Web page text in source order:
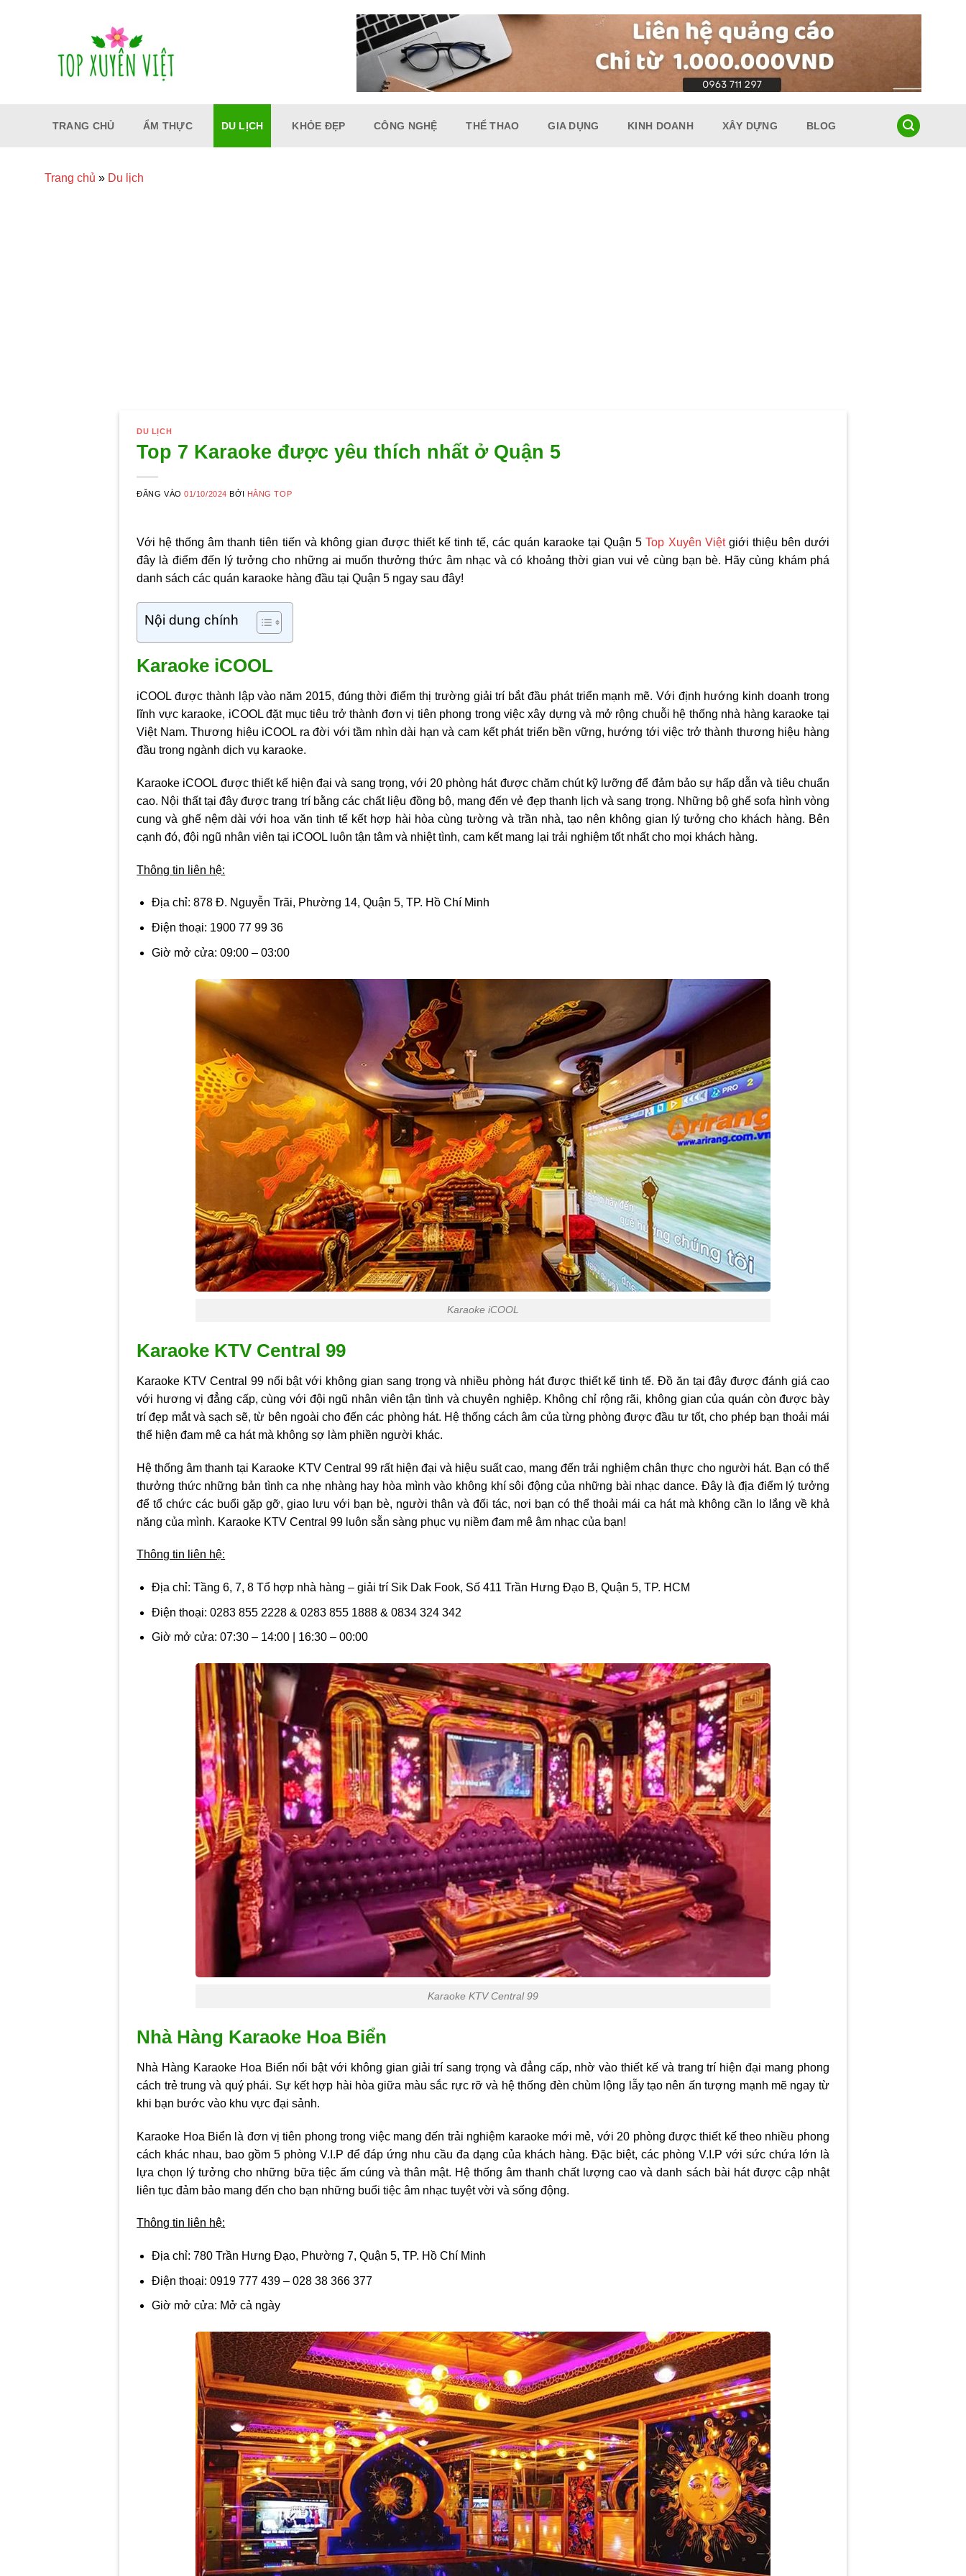
TRANG CHỦ ẨM THỰC DU LỊCH KHỎE ĐẸP CÔNG NGHỆ THỂ THAO GIA DỤNG KINH DOANH XÂY DỰNG BLOG
Trang chủ » Du lịch
DU LỊCH
Top 7 Karaoke được yêu thích nhất ở Quận 5
ĐĂNG VÀO01/10/2024 BỞI HẰNG TOP
Với hệ thống âm thanh tiên tiến và không gian được thiết kế tinh tế, các quán karaoke tại Quận 5Top Xuyên Việtgiới thiệu bên dưới
đây là điểm đến lý tưởng cho những ai muốn thưởng thức âm nhạc và có khoảng thời gian vui vẻ cùng bạn bè. Hãy cùng khám phá
danh sách các quán karaoke hàng đầu tại Quận 5 ngay sau đây!
Nội dung chính
Karaoke iCOOL
iCOOL được thành lập vào năm 2015, đúng thời điểm thị trường giải trí bắt đầu phát triển mạnh mẽ. Với định hướng kinh doanh trong
lĩnh vực karaoke, iCOOL đặt mục tiêu trở thành đơn vị tiên phong trong việc xây dựng và mở rộng chuỗi hệ thống nhà hàng karaoke tại
Việt Nam. Thương hiệu iCOOL ra đời với tầm nhìn dài hạn và cam kết phát triển bền vững, hướng tới việc trở thành thương hiệu hàng
đầu trong ngành dịch vụ karaoke.
Karaoke iCOOL được thiết kế hiện đại và sang trọng, với 20 phòng hát được chăm chút kỹ lưỡng để đảm bảo sự hấp dẫn và tiêu chuẩn
cao. Nội thất tại đây được trang trí bằng các chất liệu đồng bộ, mang đến vẻ đẹp thanh lịch và sang trọng. Những bộ ghế sofa hình vòng
cung và ghế nệm dài với hoa văn tinh tế kết hợp hài hòa cùng tường và trần nhà, tạo nên không gian lý tưởng cho khách hàng. Bên
cạnh đó, đội ngũ nhân viên tại iCOOL luôn tận tâm và nhiệt tình, cam kết mang lại trải nghiệm tốt nhất cho mọi khách hàng.
Thông tin liên hệ:
Địa chỉ: 878 Đ. Nguyễn Trãi, Phường 14, Quận 5, TP. Hồ Chí Minh
Điện thoại: 1900 77 99 36
Giờ mở cửa: 09:00 – 03:00
Karaoke iCOOL
Karaoke KTV Central 99
Karaoke KTV Central 99 nổi bật với không gian sang trọng và nhiều phòng hát được thiết kế tinh tế. Đồ ăn tại đây được đánh giá cao
với hương vị đẳng cấp, cùng với đội ngũ nhân viên tận tình và chuyên nghiệp. Không chỉ rộng rãi, không gian của quán còn được bày
trí đẹp mắt và sạch sẽ, từ bên ngoài cho đến các phòng hát. Hệ thống cách âm của từng phòng được đầu tư tốt, cho phép bạn thoải mái
thể hiện đam mê ca hát mà không sợ làm phiền người khác.
Hệ thống âm thanh tại Karaoke KTV Central 99 rất hiện đại và hiệu suất cao, mang đến trải nghiệm chân thực cho người hát. Bạn có thể
thưởng thức những bản tình ca nhẹ nhàng hay hòa mình vào không khí sôi động của những bài nhạc dance. Đây là địa điểm lý tưởng
để tổ chức các buổi gặp gỡ, giao lưu với bạn bè, người thân và đối tác, nơi bạn có thể thoải mái ca hát mà không cần lo lắng về khả
năng của mình. Karaoke KTV Central 99 luôn sẵn sàng phục vụ niềm đam mê âm nhạc của bạn!
Thông tin liên hệ:
Địa chỉ: Tầng 6, 7, 8 Tổ hợp nhà hàng – giải trí Sik Dak Fook, Số 411 Trần Hưng Đạo B, Quận 5, TP. HCM
Điện thoại: 0283 855 2228 & 0283 855 1888 & 0834 324 342
Giờ mở cửa: 07:30 – 14:00 | 16:30 – 00:00
Karaoke KTV Central 99
Nhà Hàng Karaoke Hoa Biển
Nhà Hàng Karaoke Hoa Biển nổi bật với không gian giải trí sang trọng và đẳng cấp, nhờ vào thiết kế và trang trí hiện đại mang phong
cách trẻ trung và quý phái. Sự kết hợp hài hòa giữa màu sắc rực rỡ và hệ thống đèn chùm lộng lẫy tạo nên ấn tượng mạnh mẽ ngay từ
khi bạn bước vào khu vực đại sảnh.
Karaoke Hoa Biển là đơn vị tiên phong trong việc mang đến trải nghiệm karaoke mới mẻ, với 20 phòng được thiết kế theo nhiều phong
cách khác nhau, bao gồm 5 phòng V.I.P để đáp ứng nhu cầu đa dạng của khách hàng. Đặc biệt, các phòng V.I.P với sức chứa lớn là
lựa chọn lý tưởng cho những bữa tiệc ấm cúng và thân mật. Hệ thống âm thanh chất lượng cao và danh sách bài hát được cập nhật
liên tục đảm bảo mang đến cho bạn những buổi tiệc âm nhạc tuyệt vời và sống động.
Thông tin liên hệ:
Địa chỉ: 780 Trần Hưng Đạo, Phường 7, Quận 5, TP. Hồ Chí Minh
Điện thoại: 0919 777 439 – 028 38 366 377
Giờ mở cửa: Mở cả ngày